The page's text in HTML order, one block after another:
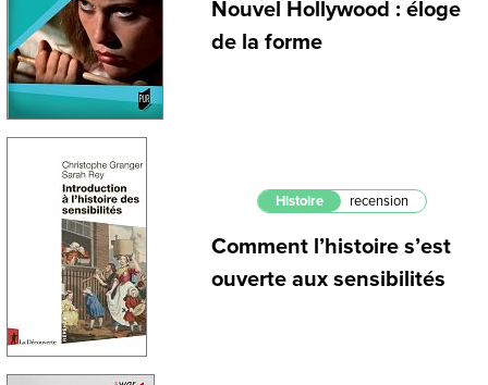
Nouvel Hollywood : éloge
de la forme
Histoire recension
Comment l’histoire s’est
ouverte aux sensibilités